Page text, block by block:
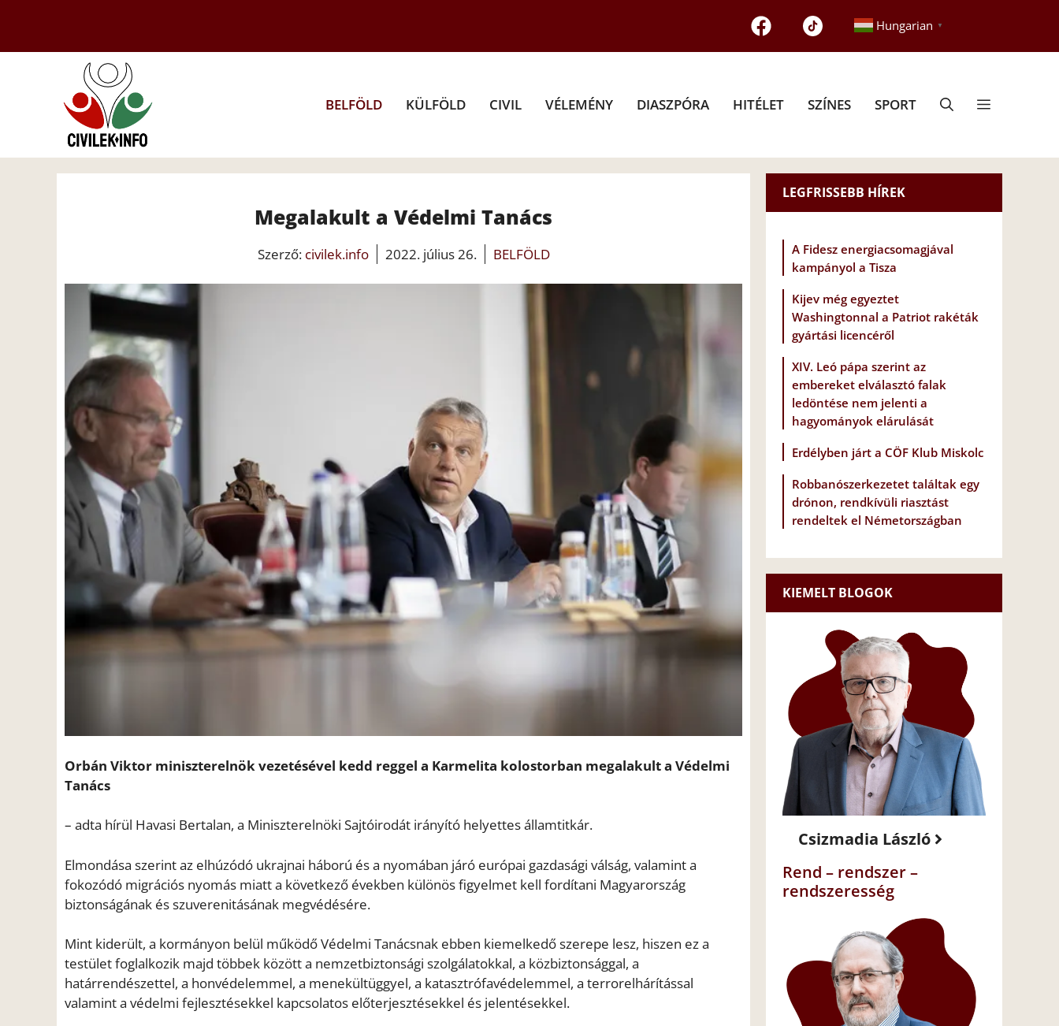
tartalomba
Hungarian ▼
BELFÖLD KÜLFÖLD CIVIL VÉLEMÉNY DIASZPÓRA HITÉLET SZÍNES SPORT
Megalakult a Védelmi Tanács
Szerző: civilek.info 2022. július 26. BELFÖLD
Orbán Viktor miniszterelnök vezetésével kedd reggel a Karmelita kolostorban megalakult a Védelmi
Tanács
– adta hírül Havasi Bertalan, a Miniszterelnöki Sajtóirodát irányító helyettes államtitkár.
Elmondása szerint az elhúzódó ukrajnai háború és a nyomában járó európai gazdasági válság, valamint a
fokozódó migrációs nyomás miatt a következő években különös figyelmet kell fordítani Magyarország
biztonságának és szuverenitásának megvédésére.
Mint kiderült, a kormányon belül működő Védelmi Tanácsnak ebben kiemelkedő szerepe lesz, hiszen ez a
testület foglalkozik majd többek között a nemzetbiztonsági szolgálatokkal, a közbiztonsággal, a
határrendészettel, a honvédelemmel, a menekültüggyel, a katasztrófavédelemmel, a terrorelhárítással
valamint a védelmi fejlesztésekkel kapcsolatos előterjesztésekkel és jelentésekkel.
LEGFRISSEBB HÍREK
A Fidesz energiacsomagjával
kampányol a Tisza
Kijev még egyeztet
Washingtonnal a Patriot rakéták
gyártási licencéről
XIV. Leó pápa szerint az
embereket elválasztó falak
ledöntése nem jelenti a
hagyományok elárulását
Erdélyben járt a CÖF Klub Miskolc
Robbanószerkezetet találtak egy
drónon, rendkívüli riasztást
rendeltek el Németországban
KIEMELT BLOGOK
Csizmadia László
Rend – rendszer –
rendszeresség